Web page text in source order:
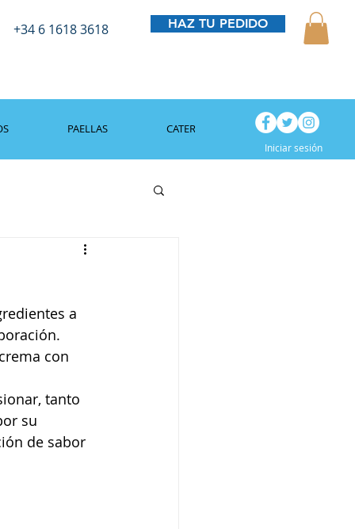
+34 6 1618 3618 HAZ TU PEDIDO
PAELLAS CATERING BLOG
Iniciar sesión
a
con
tanto
su
de sabor